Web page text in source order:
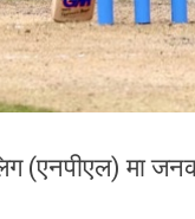
(एनपीएल) मा